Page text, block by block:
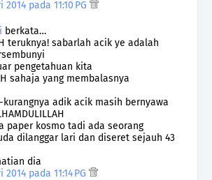
2014 pada 11:10 PG
berkata…
teruknya! sabarlah acik ye adalah
pengetahuan kita
sahaja yang membalasnya
kurangnya adik acik masih bernyawa
paper kosmo tadi ada seorang
dilanggar lari dan diseret sejauh 43
dia
2014 pada 11:14 PG